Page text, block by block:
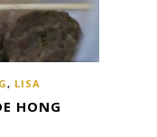
, LISA
HONG